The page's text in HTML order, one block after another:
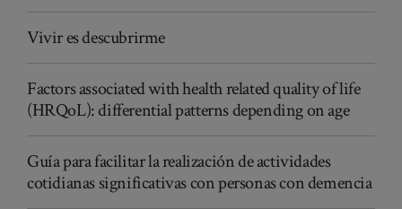
Vivir es descubrirme
Factors associated with health related quality of life
(HRQoL): differential patterns depending on age
Guía para facilitar la realización de actividades
cotidianas significativas con personas con demencia